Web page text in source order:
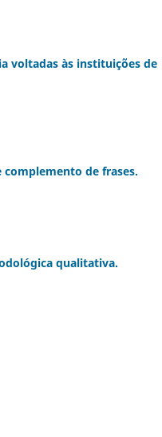
voltadas às instituições de
de frases.
qualitativa.